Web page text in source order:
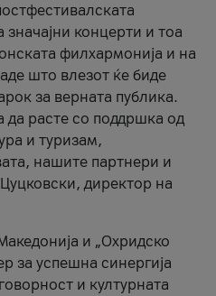
значајни концерти и тоа
филхармонија и на
што влезот ќе биде
за верната публика.
расте со поддршка од
и туризам,
нашите партнери и
директор на
и „Охридско
за успешна синергија
и културната